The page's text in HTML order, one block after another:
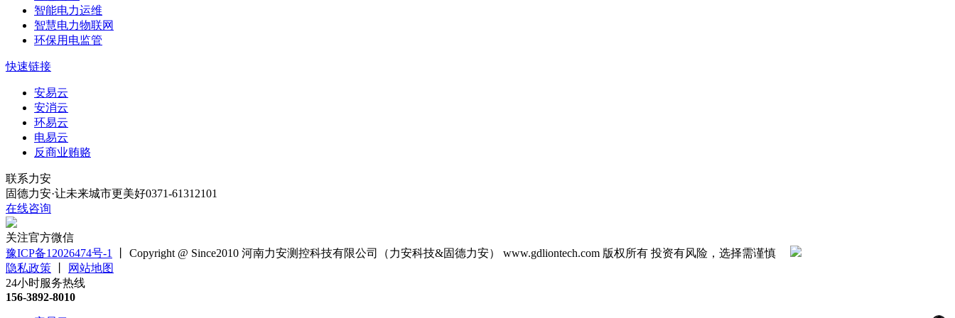
智能电力运维
智慧电力物联网
环保用电监管
快速链接
安易云
安消云
环易云
电易云
反商业贿赂
联系力安
固德力安·让未来城市更美好0371-61312101
在线咨询
关注官方微信
豫ICP备12026474号-1
Copyright @ Since2010 河南力安测控科技有限公司（力安科技&固德力安） www.gdliontech.com 版权所有 投资有风险，选择需谨慎
隐私政策
网站地图
24小时服务热线
156-3892-8010